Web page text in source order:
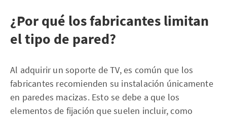
¿Por qué los fabricantes limitan
el tipo de pared?
Al adquirir un soporte de TV, es común que los
fabricantes recomienden su instalación únicamente
en paredes macizas. Esto se debe a que los
elementos de fijación que suelen incluir, como